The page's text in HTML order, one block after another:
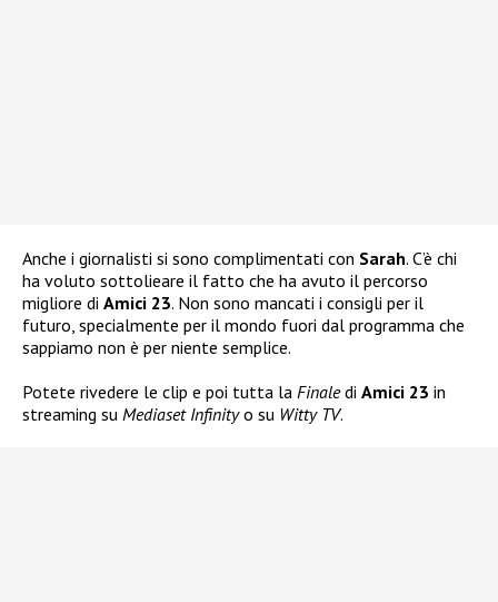
Anche i giornalisti si sono complimentati con Sarah. C’è chi
ha voluto sottolieare il fatto che ha avuto il percorso
migliore di Amici 23. Non sono mancati i consigli per il
futuro, specialmente per il mondo fuori dal programma che
sappiamo non è per niente semplice.
Potete rivedere le clip e poi tutta la Finaledi Amici 23 in
streaming su Mediaset Infinityo su Witty TV.